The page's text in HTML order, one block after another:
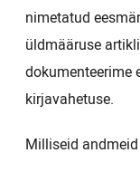
nimetatud
üldmääruse
dokumenteerime
kirjavahetuse.
Milliseid